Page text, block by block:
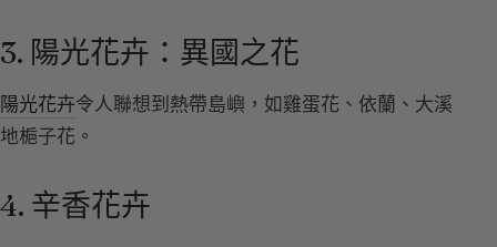
3. 陽光花卉：異國之花
陽光花卉令人聯想到熱帶島嶼，如雞蛋花、依蘭、大溪
地梔子花。
4. 辛香花卉